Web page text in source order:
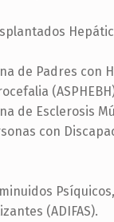
de Padres con
de Esclerosis
con
(ADIFAS).